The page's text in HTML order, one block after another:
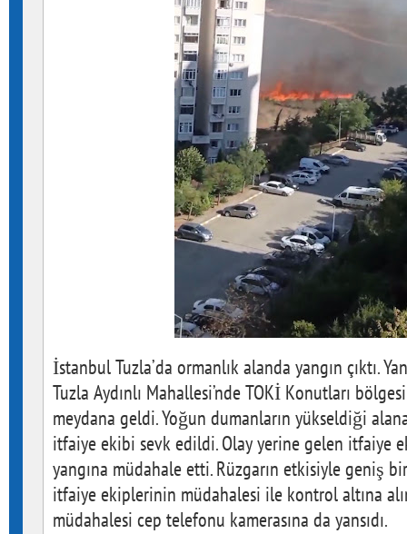
İstanbul Tuzla’da ormanlık alanda yangın çıktı.
Tuzla Aydınlı Mahallesi’nde TOKİ Konutları
meydana geldi. Yoğun dumanların yükseldiği
itfaiye ekibi sevk edildi. Olay yerine gelen itfaiye
yangına müdahale etti. Rüzgarın etkisiyle geniş
itfaiye ekiplerinin müdahalesi ile kontrol altına
müdahalesi cep telefonu kamerasına da yansıdı.